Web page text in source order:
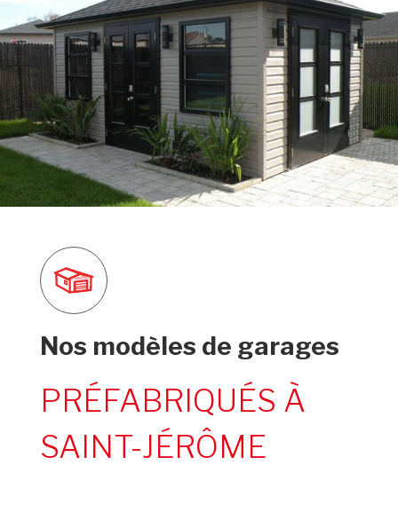
Nos modèles de garages
PRÉFABRIQUÉS À
SAINT-JÉRÔME